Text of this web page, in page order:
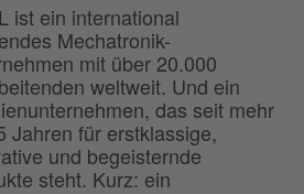
ist ein international
Mechatronik-
mit über 20.000
weltweit. Und ein
das seit mehr
Jahren für erstklassige,
und begeisternde
steht. Kurz: ein